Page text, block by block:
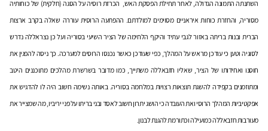
השתנתה התמונה הגדולה, לאחר תחילת הפסקת האש, הכרזת רוסיה על הסגה (חלקית) של כוחותיה
מסוריה, והחזרת כוחות איראניים מסוימים למולדתם. ההפתעה הרוסית עוררה שאלה בקרב ארצות
הברית ובנות בריתה באזור לגבי עתיד והיקף הלחימה של הציר השיעי בסוריה ועל כן נצראללה נדרש
לסוגיה וטען כי עודכן מראש על המהלך, כפי שעודכן כאשר נכנסו הרוסים למערכה. כך ניסה להפגין את
חוסנו ואחידותו של הציר, שאליו חזבאללה משתייך, כמו מדובר בשרשרת מהלכים מתוכננים היטב
ומתוזמנים בקפידה להשגת תוצאות רצויות במלחמה בסוריה. באותה נשימה חשוב היה לו להדגיש את
אפקטיביות המהלך הרוסי ואת העובדה כי הושג יתרון חשוב לאסד ובני בריתו על פני יריביו, מה שמצייר את
מעורבות חזבאללה כמועילה וכתורמת להגנת לבנון.